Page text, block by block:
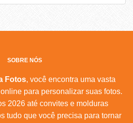
SOBRE NÓS
Fotos, você encontra uma vasta
para personalizar suas fotos.
2026 até convites e molduras
tudo que você precisa para tornar